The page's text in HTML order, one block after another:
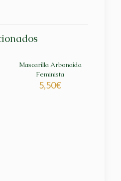
Mascarilla Arbonaida
Feminista
5,50€